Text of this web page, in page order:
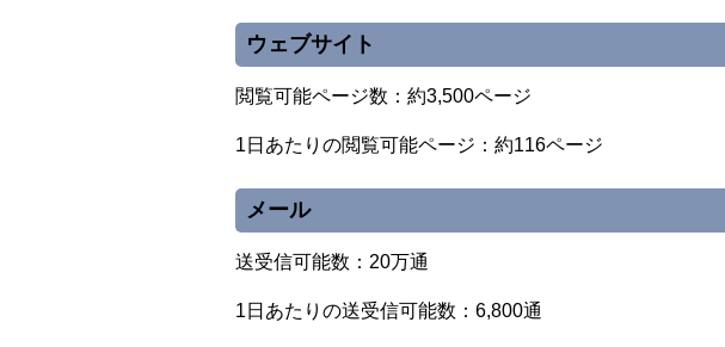
ウェブサイト
閲覧可能ページ数：約3,500ページ
1日あたりの閲覧可能ページ：約116ページ
メール
送受信可能数：20万通
1日あたりの送受信可能数：6,800通